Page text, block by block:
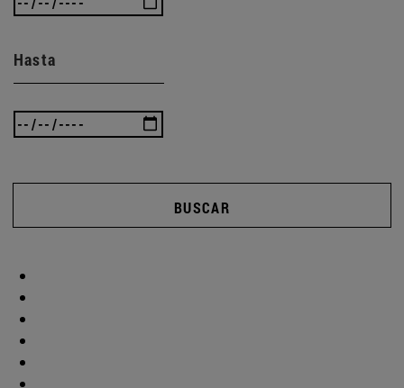
Hasta
BUSCAR